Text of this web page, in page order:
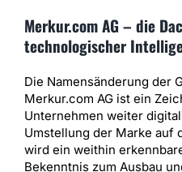
Merkur.com AG – die
technologischer
Die Namensänderung der
Merkur.com AG ist ein
Unternehmen weiter
Umstellung der Marke auf
wird ein weithin
Bekenntnis zum Ausbau